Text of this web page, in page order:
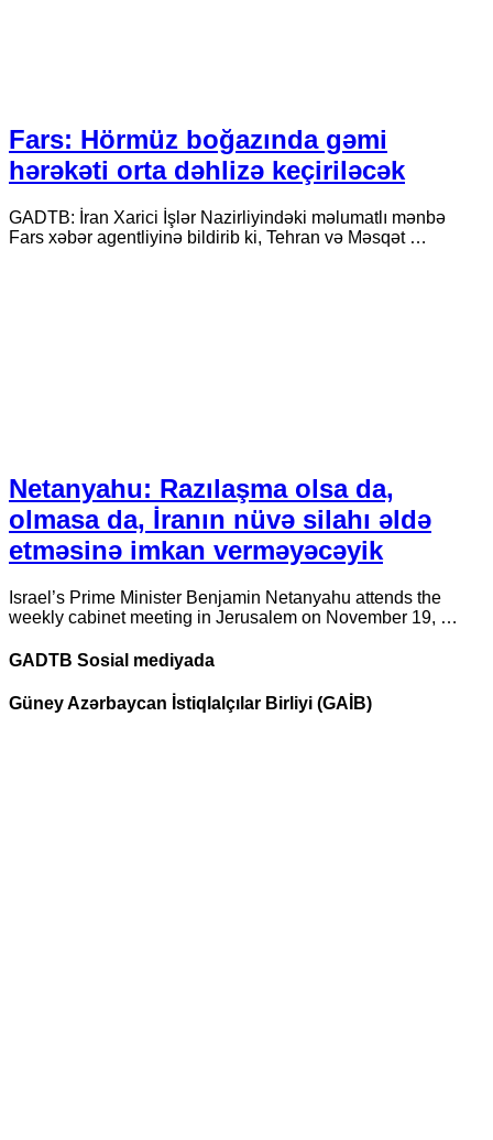
Fars: Hörmüz boğazında gəmi
hərəkəti orta dəhlizə keçiriləcək
GADTB: İran Xarici İşlər Nazirliyindəki məlumatlı mənbə
Fars xəbər agentliyinə bildirib ki, Tehran və Məsqət …
Netanyahu: Razılaşma olsa da,
olmasa da, İranın nüvə silahı əldə
etməsinə imkan verməyəcəyik
Israel’s Prime Minister Benjamin Netanyahu attends the
weekly cabinet meeting in Jerusalem on November 19, …
GADTB Sosial mediyada
Güney Azərbaycan İstiqlalçılar Birliyi (GAİB)